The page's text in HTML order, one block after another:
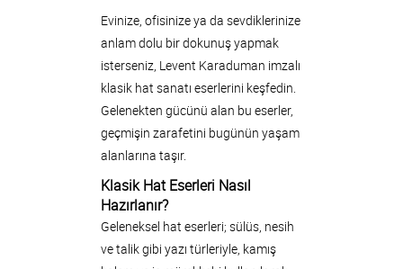
Evinize, ofisinize ya da sevdiklerinize
anlam dolu bir dokunuş yapmak
isterseniz, Levent Karaduman imzalı
klasik hat sanatı eserlerini keşfedin.
Gelenekten gücünü alan bu eserler,
geçmişin zarafetini bugünün yaşam
alanlarına taşır.
Klasik Hat Eserleri Nasıl
Hazırlanır?
Geleneksel hat eserleri; sülüs, nesih
ve talik gibi yazı türleriyle, kamış